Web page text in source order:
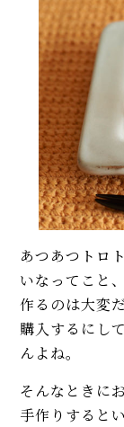
あつあつトロ
いなってこと
作るのは大変
購入するにし
んよね。
そんなときに
手作りすると